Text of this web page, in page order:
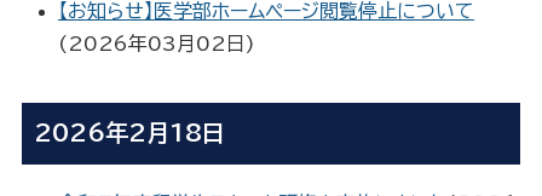
【お知らせ】医学部ホームページ閲覧停止について
( 2026年03月02日 )
2026年2月18日